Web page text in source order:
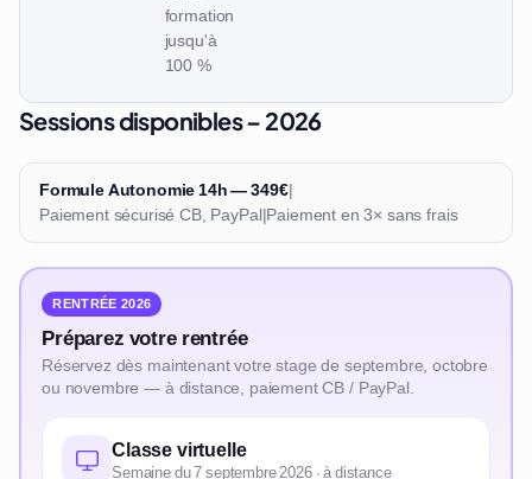
formation
jusqu'à
100 %
Sessions disponibles – 2026
Formule Autonomie 14h — 349€|
Paiement sécurisé CB, PayPal|Paiement en 3× sans frais
RENTRÉE 2026
Préparez votre rentrée
Réservez dès maintenant votre stage de septembre, octobre
ou novembre — à distance, paiement CB / PayPal.
Classe virtuelle
Semaine du 7 septembre 2026 · à distance